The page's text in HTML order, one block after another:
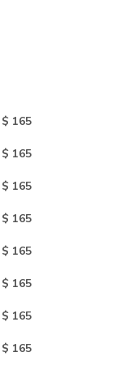
$ 165
$ 165
$ 165
$ 165
$ 165
$ 165
$ 165
$ 165